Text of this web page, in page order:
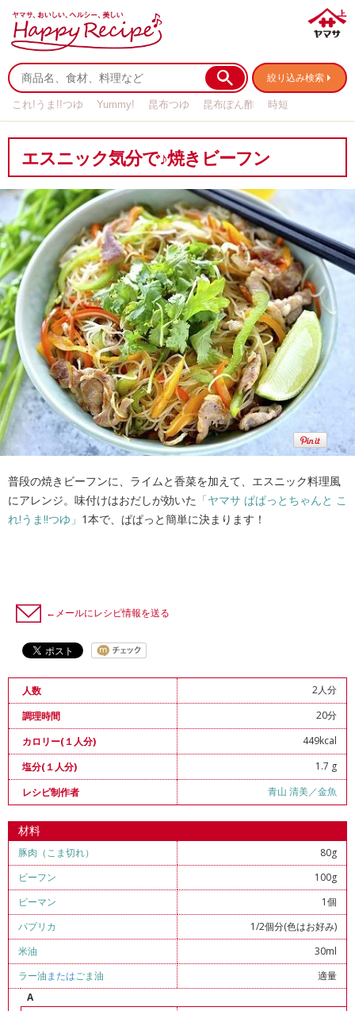
絞り込み検索
これ!うま!!つゆ Yummy! 昆布つゆ 昆布ぽん酢
時短
エスニック気分で♪焼きビーフン
普段の焼きビーフンに、ライムと香菜を加えて、エスニック料理風
にアレンジ。味付けはおだしが効いた 「ヤマサ ぱぱっとちゃんと こ
れ!うま!!つゆ」 1本で、ぱぱっと簡単に決まります！
←メールにレシピ情報を送る
人数
2人分
調理時間
20分
カロリー(１人分)
449kcal
塩分(１人分)
1.7 g
レシピ制作者
青山 清美／金魚
材料
豚肉（こま切れ）
80g
ビーフン
100g
ピーマン
1個
パプリカ
1/2個分(色はお好み)
米油
30ml
ラー油またはごま油
適量
A